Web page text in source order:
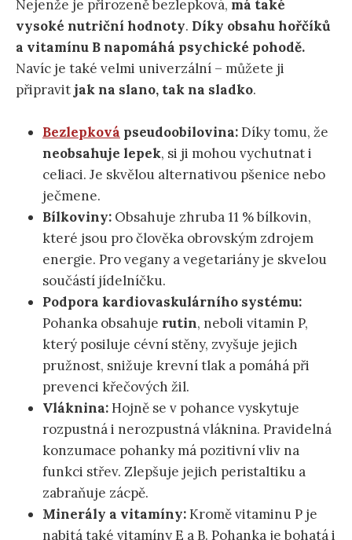
Nejenže je přirozeně bezlepková, má také
vysoké nutriční hodnoty. Díky obsahu hořčíků
a vitamínu B napomáhá psychické pohodě.
Navíc je také velmi univerzální – můžete ji
připravitjak na slano, tak na sladko.
Bezlepková pseudoobilovina:Díky tomu, že
neobsahuje lepek, si ji mohou vychutnat i
celiaci. Je skvělou alternativou pšenice nebo
ječmene.
Bílkoviny: Obsahuje zhruba 11 % bílkovin,
které jsou pro člověka obrovským zdrojem
energie. Pro vegany a vegetariány je skvelou
součástí jídelníčku.
Podpora kardiovaskulárního systému:
Pohanka obsahuje rutin, neboli vitamin P,
který posiluje cévní stěny, zvyšuje jejich
pružnost, snižuje krevní tlak a pomáhá při
prevenci křečových žil.
Vláknina:Hojně se v pohance vyskytuje
rozpustná i nerozpustná vláknina. Pravidelná
konzumace pohanky má pozitivní vliv na
funkci střev. Zlepšuje jejich peristaltiku a
zabraňuje zácpě.
Minerály a vitamíny:Kromě vitaminu P je
nabitá také vitamíny E a B. Pohanka je bohatá i